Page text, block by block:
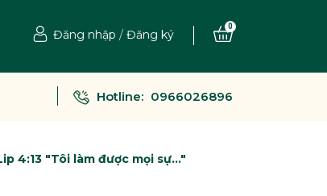
Đăng nhập / Đăng ký
0
Hotline: 0966026896
4:13 "Tôi làm được mọi sự..."